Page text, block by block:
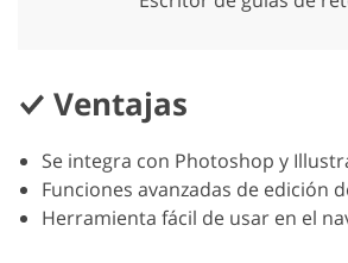
Ventajas
Se integra con Photoshop y
Funciones avanzadas de edición
Herramienta fácil de usar en el